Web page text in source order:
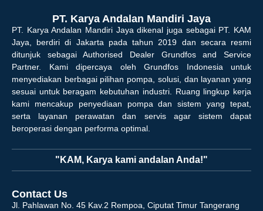
PT. Karya Andalan Mandiri Jaya
PT. Karya Andalan Mandiri Jaya dikenal juga sebagai PT. KAM
Jaya, berdiri di Jakarta pada tahun 2019 dan secara resmi
ditunjuk sebagai Authorised Dealer Grundfos and Service
Partner. Kami dipercaya oleh Grundfos Indonesia untuk
menyediakan berbagai pilihan pompa, solusi, dan layanan yang
sesuai untuk beragam kebutuhan industri. Ruang lingkup kerja
kami mencakup penyediaan pompa dan sistem yang tepat,
serta layanan perawatan dan servis agar sistem dapat
beroperasi dengan performa optimal.
"KAM, Karya kami andalan Anda!"
Contact Us
Jl. Pahlawan No. 45 Kav.2 Rempoa, Ciputat Timur Tangerang